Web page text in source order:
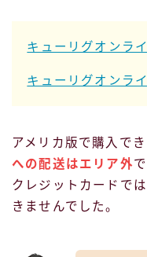
キューリグオンラ
キューリグオンラ
アメリカ版で購入で
への配送はエリア外
クレジットカードで
きませんでした。